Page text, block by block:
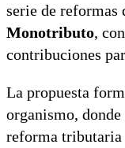
serie de reformas
Monotributo,
contribuciones
La propuesta
organismo, donde
reforma tributaria